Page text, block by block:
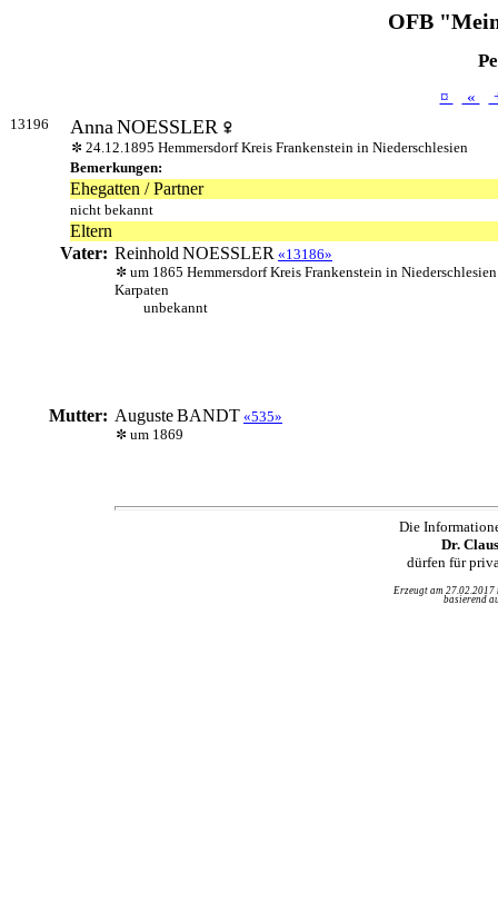
OFB
¤ «
13196 AnnaNOESSLER
24.12.1895 Hemmersdorf Kreis Frankenstein in Niederschlesien
Bemerkungen:
Ehegatten / Partner
nicht bekannt
Eltern
Vater: Reinhold NOESSLER «13186»
um 1865 Hemmersdorf Kreis Frankenstein in
Karpaten
unbekannt
Mutter: AugusteBANDT «535»
um 1869
Die
Dr.
dürfen für
Erzeugt am
basierend